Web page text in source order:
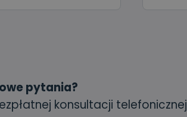
pytania?
konsultacji telefonicznej